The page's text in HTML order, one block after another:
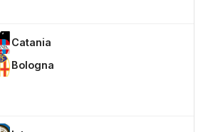
Catania
Bologna